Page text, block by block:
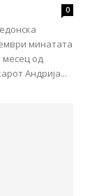
0
минатата
месец од
Андрија...